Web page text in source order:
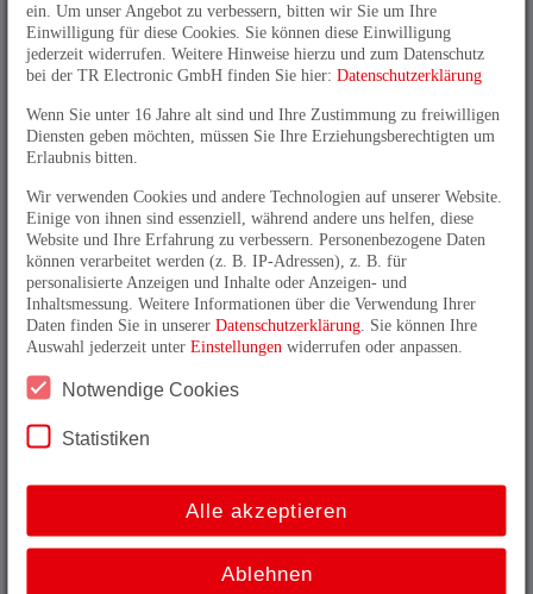
Wenn es um exakte Positionsbestimmung unter
anspruchsvollen Bedingungen geht, ist der neue
LMR(P)H46 die richtige Wahl. Der berührungslose
Wegmesssystem-Spezialist überzeugt durch robuste
und bietet höchste Zuverlässigkeit in dynamischen
Maschinenumgebungen.
Die Positionsdaten des LMR(P)H46 werden über den
ETC-Bus (EtherCAT) übertragen. Dank der auf ETC
ausgerichteten Synchronisierung über Distributed Clocks
erfolgt die Datenbereitstellung exakt zum richtigen
Zeitpunkt. Diverse Filteralgorithmen sind über CoE
(CANopen over EtherCAT) parametrierbar und
ermöglichen eine anwendungsspezifische Optimierung
Erweiterungen werden Auflösungen von 0,1 μm erreicht.
Optimierte Datenaufbereitung für nachgelagerte
Regelungen
Maximale Positionierbarkeit für präzise
Maschinensteuerung
ein. Um unser Angebot zu verbessern, bitten wir Sie um Ihre
Einwilligung für diese Cookies. Sie können diese Einwilligung
jederzeit widerrufen. Weitere Hinweise hierzu und zum Datenschutz
bei der TR Electronic GmbH finden Sie hier:Datenschutzerklärung
Wenn Sie unter 16 Jahre alt sind und Ihre Zustimmung zu freiwilligen
Diensten geben möchten, müssen Sie Ihre Erziehungsberechtigten um
Erlaubnis bitten.
Wir verwenden Cookies und andere Technologien auf unserer Website.
Einige von ihnen sind essenziell, während andere uns helfen, diese
Website und Ihre Erfahrung zu verbessern. Personenbezogene Daten
können verarbeitet werden (z. B. IP-Adressen), z. B. für
personalisierte Anzeigen und Inhalte oder Anzeigen- und
Inhaltsmessung. Weitere Informationen über die Verwendung Ihrer
Daten finden Sie in unsererDatenschutzerklärung . Sie können Ihre
Auswahl jederzeit unterEinstellungen widerrufen oder anpassen.
Notwendige Cookies
Statistiken
Alle akzeptieren
Ablehnen